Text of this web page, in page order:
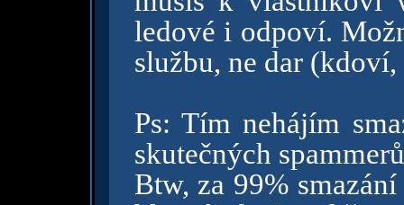
ledové i odpoví.
službu, ne dar
Ps: Tím nehájím
skutečných
Btw, za 99%